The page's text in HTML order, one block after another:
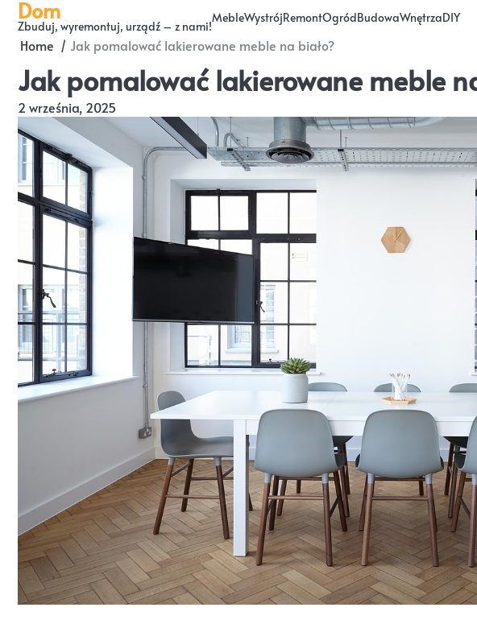
Skip
content
Dom
Zbuduj, wyremontuj, urządź – z nami!
MebleWystrójRemontOgródBudowaWnętrzaDIY
Home Jak pomalować lakierowane meble na biało?
Jak pomalować lakierowane meble
2 września, 2025